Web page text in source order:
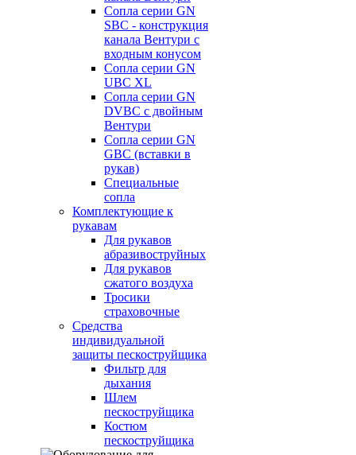
Сопла серии GN
SBC - конструкция
канала Вентури c
входным конусом
Сопла серии GN
UBC XL
Сопла серии GN
DVBC с двойным
Вентури
Сопла серии GN
GBC (вставки в
рукав)
Специальные
сопла
Комплектующие к
рукавам
Для рукавов
абразивоструйных
Для рукавов
сжатого воздуха
Тросики
страховочные
Средства
индивидуальной
защиты пескоструйщика
Фильтр для
дыхания
Шлем
пескоструйщика
Костюм
пескоструйщика